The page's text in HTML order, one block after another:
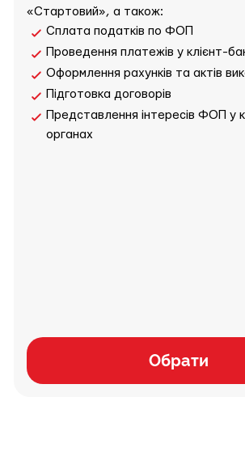
«Стартовий», а також:
Сплата податків по ФОП
Проведення платежів у клієнт-
Оформлення рахунків та актів
Підготовка договорів
Представлення інтересів ФОП у
органах
Обрати